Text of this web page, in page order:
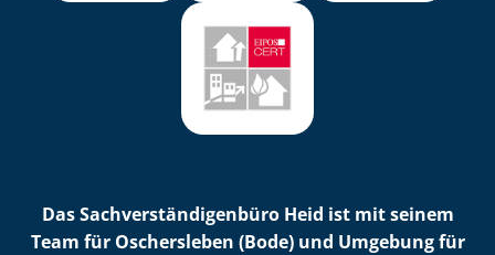
Das Sach­ver­stän­di­gen­bü­ro Heid ist mit seinem
Team für Oschersleben (Bode) und Umgebung für